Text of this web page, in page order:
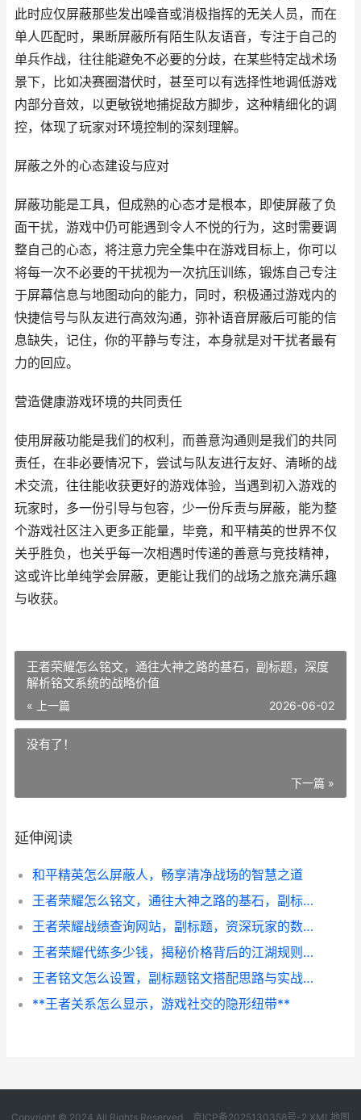
此时应仅屏蔽那些发出噪音或消极指挥的无关人员，而在
单人匹配时，果断屏蔽所有陌生队友语音，专注于自己的
单兵作战，往往能避免不必要的分歧，在某些特定战术场
景下，比如决赛圈潜伏时，甚至可以有选择性地调低游戏
内部分音效，以更敏锐地捕捉敌方脚步，这种精细化的调
控，体现了玩家对环境控制的深刻理解。
屏蔽之外的心态建设与应对
屏蔽功能是工具，但成熟的心态才是根本，即使屏蔽了负
面干扰，游戏中仍可能遇到令人不悦的行为，这时需要调
整自己的心态，将注意力完全集中在游戏目标上，你可以
将每一次不必要的干扰视为一次抗压训练，锻炼自己专注
于屏幕信息与地图动向的能力，同时，积极通过游戏内的
快捷信号与队友进行高效沟通，弥补语音屏蔽后可能的信
息缺失，记住，你的平静与专注，本身就是对干扰者最有
力的回应。
营造健康游戏环境的共同责任
使用屏蔽功能是我们的权利，而善意沟通则是我们的共同
责任，在非必要情况下，尝试与队友进行友好、清晰的战
术交流，往往能收获更好的游戏体验，当遇到初入游戏的
玩家时，多一份引导与包容，少一份斥责与屏蔽，能为整
个游戏社区注入更多正能量，毕竟，和平精英的世界不仅
关乎胜负，也关乎每一次相遇时传递的善意与竞技精神，
这或许比单纯学会屏蔽，更能让我们的战场之旅充满乐趣
与收获。
王者荣耀怎么铭文，通往大神之路的基石，副标题，深度
解析铭文系统的战略价值
« 上一篇 2026-06-02
没有了！
下一篇 »
延伸阅读
和平精英怎么屏蔽人，畅享清净战场的智慧之道
王者荣耀怎么铭文，通往大神之路的基石，副标题，深度解析铭文系统的战略价值
王者荣耀战绩查询网站，副标题，资深玩家的数据战场指南
王者荣耀代练多少钱，揭秘价格背后的江湖规则，副标题，从青铜到荣耀王者代练价格全解析
王者铭文怎么设置，副标题铭文搭配思路与实战策略解析
**王者关系怎么显示，游戏社交的隐形纽带**
Copyright © 2024 All Rights Reserved. 京ICP备2025130358号-2 XML地图